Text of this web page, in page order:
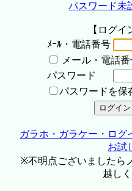
パスワード未
【ログイ
ﾒｰﾙ・電話番号
メール・電話
パスワード
パスワードを保
ガラホ・ガラケー・ログ
お試
※不明点ございましたら
越し